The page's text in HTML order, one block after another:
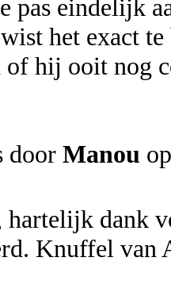
pas eindelijk
het exact
of hij ooit nog
door Manou
dank
Knuffel van